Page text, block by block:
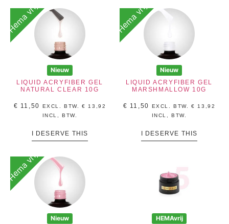
Hema vrij
Nieuw
LIQUID ACRYFIBER GEL
NATURAL CLEAR 10G
€ 11,50 EXCL. BTW.€
13,92
INCL, BTW.
I DESERVE THIS
Hema vrij
Nieuw
LIQUID ACRYFIBER GEL
MARSHMALLOW 10G
€ 11,50 EXCL. BTW.€
13,92
INCL, BTW.
I DESERVE THIS
Hema vrij
Nieuw HEMAvrij